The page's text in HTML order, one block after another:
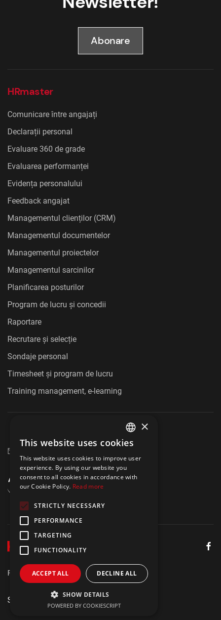
Abonare
HRmaster
Comunicare între angajați
Declarații personal
Evaluare 360 de grade
Evaluarea performanței
Evidența personalului
Feedback angajat
Managementul clienților (CRM)
Managementul documentelor
Managementul proiectelor
Managementul sarcinilor
Planificarea posturilor
Program de lucru și concedii
Raportare
Recrutare și selecție
Sondaje personal
Timesheet și program de lucru
Training management, e-learning
Politica de Confidențialitate Aviz juridic
Site by Meraki
ENGLISH
POLISH
×
This website uses cookies
This website uses cookies to improve user
experience. By using our website you
consent to all cookies in accordance with
our Cookie Policy. Read more
STRICTLY NECESSARY
PERFORMANCE
TARGETING
FUNCTIONALITY
ACCEPT ALL DECLINE ALL
SHOW DETAILS
POWERED BY COOKIESCRIPT